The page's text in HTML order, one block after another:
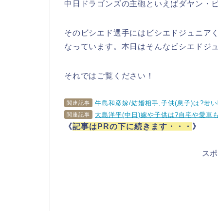
中日ドラゴンズの主砲といえばダヤン・
そのビシエド選手にはビシエドジュニア
なっています。本日はそんなビシエドジ
それではご覧ください！
関連記事 牛島和彦嫁/結婚相手,子供(息子)は?若
関連記事 大島洋平(中日)嫁や子供は?自宅や愛車
《記事はPRの下に続きます・・・ 》
ス